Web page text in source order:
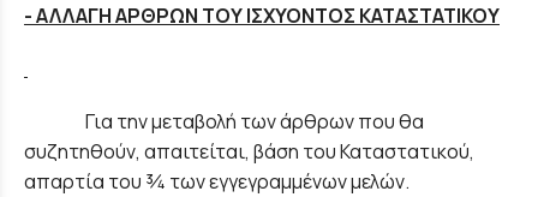
- ΑΛΛΑΓΗ ΑΡΘΡΩΝ ΤΟΥ ΙΣΧΥΟΝΤΟΣ ΚΑΤΑΣΤΑΤΙΚΟΥ
Για την μεταβολή των άρθρων που θα
συζητηθούν, απαιτείται, βάση του Καταστατικού,
απαρτία του ¾ των εγγεγραμμένων μελών.